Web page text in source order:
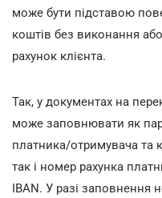
може бути підставою
коштів без виконання
рахунок клієнта.
Так, у документах на
може заповнювати як
платника/отримувача та
так і номер рахунка
IBAN. У разі заповнення